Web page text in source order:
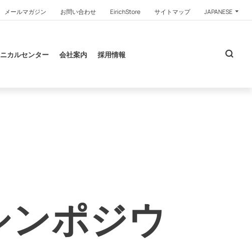
メールマガジン お問い合わせ EirichStore サイトマップ JAPANESE
カルセンター 会社案内 採用情報
ンポジウ